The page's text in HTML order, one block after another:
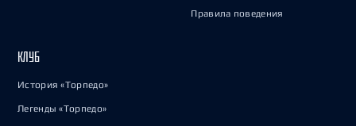
Правила поведения
КЛУБ
История «Торпедо»
Легенды «Торпедо»